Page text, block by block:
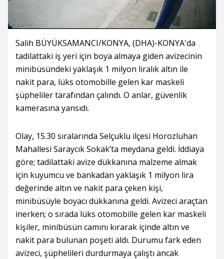
Salih BÜYÜKSAMANCI/KONYA, (DHA)-KONYA'da
tadilattaki iş yeri için boya almaya giden avizecinin
minibüsündeki yaklaşık 1 milyon liralık altın ile
nakit para, lüks otomobille gelen kar maskeli
şüpheliler tarafından çalındı. O anlar, güvenlik
kamerasına yansıdı.
Olay, 15.30 sıralarında Selçuklu ilçesi Horozluhan
Mahallesi Saraycık Sokak’ta meydana geldi. İddiaya
göre; tadilattaki avize dükkanına malzeme almak
için kuyumcu ve bankadan yaklaşık 1 milyon lira
değerinde altın ve nakit para çeken kişi,
minibüsüyle boyacı dükkanına geldi. Avizeci araçtan
inerken; o sırada lüks otomobille gelen kar maskeli
kişiler, minibüsün camını kırarak içinde altın ve
nakit para bulunan poşeti aldı. Durumu fark eden
avizeci, şüphelileri durdurmaya çalıştı ancak